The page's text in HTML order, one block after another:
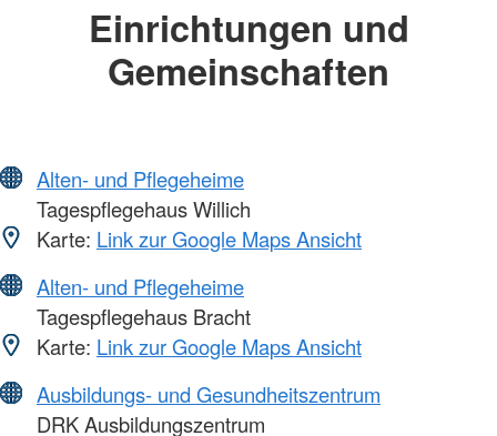
Einrichtungen und
Gemeinschaften
Alten- und Pflegeheime
Tagespflegehaus Willich
Karte: Link zur Google Maps Ansicht
Alten- und Pflegeheime
Tagespflegehaus Bracht
Karte: Link zur Google Maps Ansicht
Ausbildungs- und Gesundheitszentrum
DRK Ausbildungszentrum